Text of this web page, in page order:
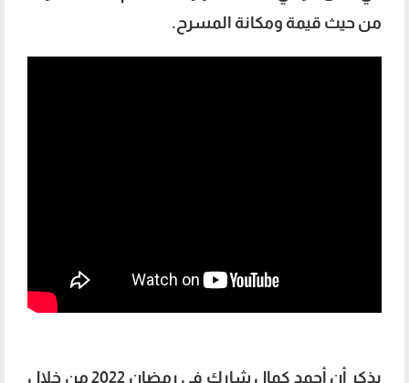
من حيث قيمة ومكانة المسرح.
يذكر أن أحمد كمال شارك في رمضان 2022 من خلال